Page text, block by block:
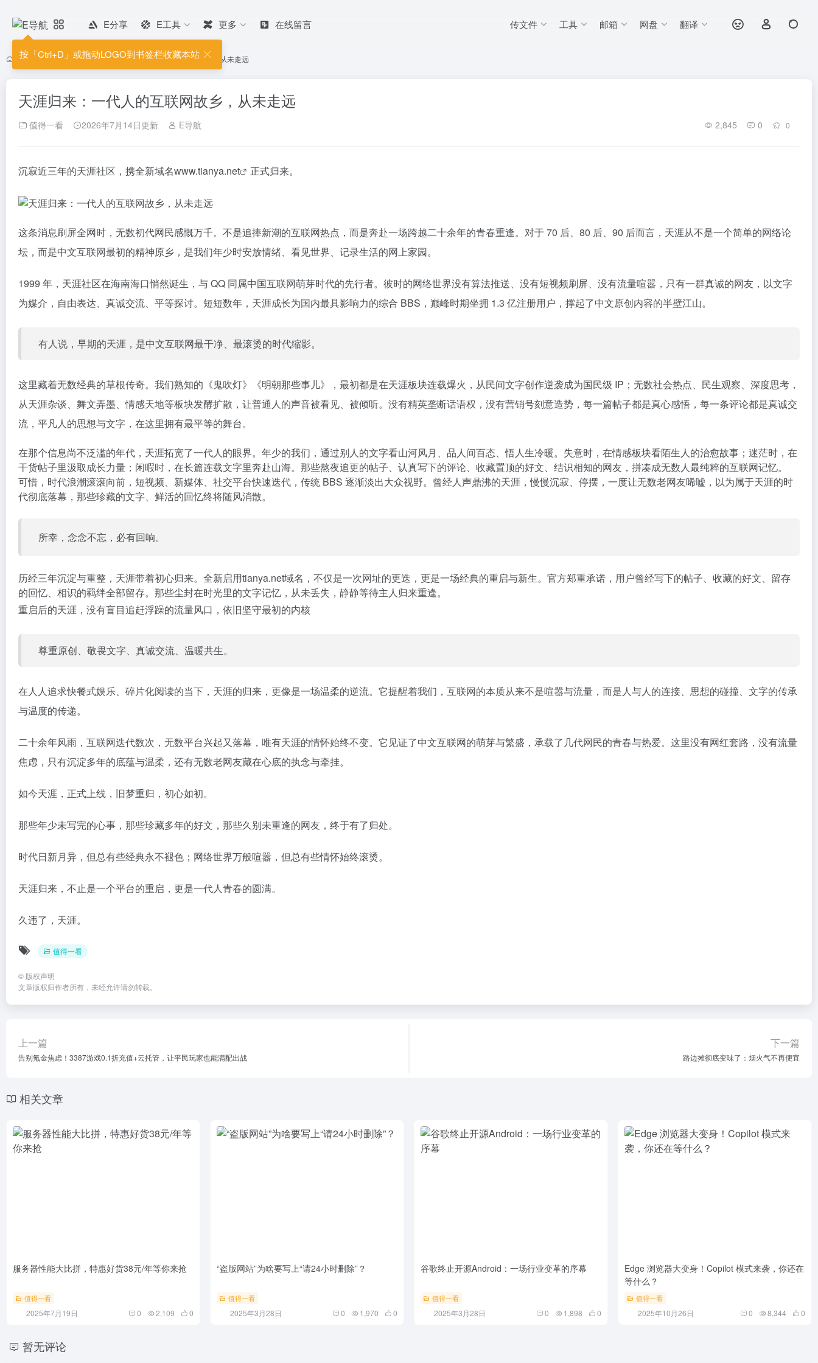
按「Ctrl+D」或拖动LOGO到书签栏收藏本站
E分享 E工具 更多 在线留言 传文件 工具 邮箱 网盘 翻译
首页 • 最新分享 值得一看 • 天涯归来：一代人的互联网故乡，从未走远
天涯归来：一代人的互联网故乡，从未走远
值得一看 2026年7月14日更新 E导航 2,845 0 0
沉寂近三年的天涯社区，携全新域名www.tianya.net 正式归来。
这条消息刷屏全网时，无数初代网民感慨万千。不是追捧新潮的互联网热点，而是奔赴一场跨越二十余年的青春重逢。对于 70 后、80 后、90 后而言，天涯从不是一个简单的网络论
坛，而是中文互联网最初的精神原乡，是我们年少时安放情绪、看见世界、记录生活的网上家园。
1999 年，天涯社区在海南海口悄然诞生，与 QQ 同属中国互联网萌芽时代的先行者。彼时的网络世界没有算法推送、没有短视频刷屏、没有流量喧嚣，只有一群真诚的网友，以文字
为媒介，自由表达、真诚交流、平等探讨。短短数年，天涯成长为国内最具影响力的综合 BBS，巅峰时期坐拥 1.3 亿注册用户，撑起了中文原创内容的半壁江山。
有人说，早期的天涯，是中文互联网最干净、最滚烫的时代缩影。
这里藏着无数经典的草根传奇。我们熟知的《鬼吹灯》《明朝那些事儿》，最初都是在天涯板块连载爆火，从民间文字创作逆袭成为国民级 IP；无数社会热点、民生观察、深度思考，
从天涯杂谈、舞文弄墨、情感天地等板块发酵扩散，让普通人的声音被看见、被倾听。没有精英垄断话语权，没有营销号刻意造势，每一篇帖子都是真心感悟，每一条评论都是真诚交
流，平凡人的思想与文字，在这里拥有最平等的舞台。
在那个信息尚不泛滥的年代，天涯拓宽了一代人的眼界。年少的我们，通过别人的文字看山河风月、品人间百态、悟人生冷暖。失意时，在情感板块看陌生人的治愈故事；迷茫时，在
干货帖子里汲取成长力量；闲暇时，在长篇连载文字里奔赴山海。那些熬夜追更的帖子、认真写下的评论、收藏置顶的好文、结识相知的网友，拼凑成无数人最纯粹的互联网记忆。
可惜，时代浪潮滚滚向前，短视频、新媒体、社交平台快速迭代，传统 BBS 逐渐淡出大众视野。曾经人声鼎沸的天涯，慢慢沉寂、停摆，一度让无数老网友唏嘘，以为属于天涯的时
代彻底落幕，那些珍藏的文字、鲜活的回忆终将随风消散。
所幸，念念不忘，必有回响。
历经三年沉淀与重整，天涯带着初心归来。全新启用tianya.net域名，不仅是一次网址的更迭，更是一场经典的重启与新生。官方郑重承诺，用户曾经写下的帖子、收藏的好文、留存
的回忆、相识的羁绊全部留存。那些尘封在时光里的文字记忆，从未丢失，静静等待主人归来重逢。
重启后的天涯，没有盲目追赶浮躁的流量风口，依旧坚守最初的内核
尊重原创、敬畏文字、真诚交流、温暖共生。
在人人追求快餐式娱乐、碎片化阅读的当下，天涯的归来，更像是一场温柔的逆流。它提醒着我们，互联网的本质从来不是喧嚣与流量，而是人与人的连接、思想的碰撞、文字的传承
与温度的传递。
二十余年风雨，互联网迭代数次，无数平台兴起又落幕，唯有天涯的情怀始终不变。它见证了中文互联网的萌芽与繁盛，承载了几代网民的青春与热爱。这里没有网红套路，没有流量
焦虑，只有沉淀多年的底蕴与温柔，还有无数老网友藏在心底的执念与牵挂。
如今天涯，正式上线，旧梦重归，初心如初。
那些年少未写完的心事，那些珍藏多年的好文，那些久别未重逢的网友，终于有了归处。
时代日新月异，但总有些经典永不褪色；网络世界万般喧嚣，但总有些情怀始终滚烫。
天涯归来，不止是一个平台的重启，更是一代人青春的圆满。
久违了，天涯。
值得一看
© 版权声明
文章版权归作者所有，未经允许请勿转载。
上一篇
告别氪金焦虑！3387游戏0.1折充值+云托管，让平民玩家也能满配出战
下一篇
路边摊彻底变味了：烟火气不再便宜
相关文章
服务器性能大比拼，特惠好货38元/年等你来抢
值得一看
2025年7月19日 0 2,109 0
“盗版网站”为啥要写上“请24小时删除”？
值得一看
2025年3月28日 0 1,970 0
谷歌终止开源Android：一场行业变革的序幕
值得一看
2025年3月28日 0 1,898 0
Edge 浏览器大变身！Copilot 模式来袭，你还在
等什么？
值得一看
2025年10月26日 0 8,344 0
暂无评论